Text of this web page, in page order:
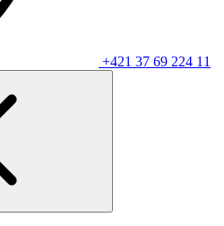
+421 37 69 224 11